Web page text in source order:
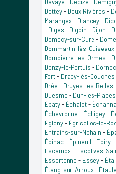
Davayé - Decize -
Dettey- Deux Rivières -
Maranges - Diancey-
- Diges - Digoin - Dijon -
Domecy-sur-Cure -
Dommartin-lès-Cuiseaux
Dompierre-les-Ormes -
Donzy-le-Pertuis -
Fort- Dracy-lès-Couches
Drée - Druyes-les-
Duesme - Dun-les-Places
Ébaty- Échalot-
Échevronne - Échigey-
Égleny- Égriselles-le-
Entrains-sur-Nohain -
Épinac - Épineuil - Epiry-
Escamps - Escolives-
Essertenne - Essey-
Étang-sur-Arroux- Étaule